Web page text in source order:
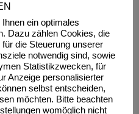
ein optimales
Dazu zählen Cookies, die
die Steuerung unserer
notwendig sind, sowie
Statistikzwecken, für
Anzeige personalisierter
selbst entscheiden,
möchten. Bitte beachten
womöglich nicht